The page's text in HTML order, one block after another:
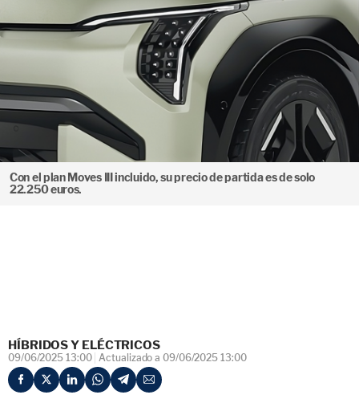
Con el plan Moves III incluido, su precio de partida es de solo
22.250 euros.
HÍBRIDOS Y ELÉCTRICOS
09/06/2025 13:00 Actualizado a 09/06/2025 13:00